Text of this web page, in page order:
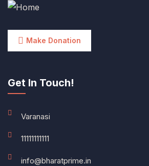
Make Donation
Get In Touch!
Varanasi
11111111111
info@bharatprime.in